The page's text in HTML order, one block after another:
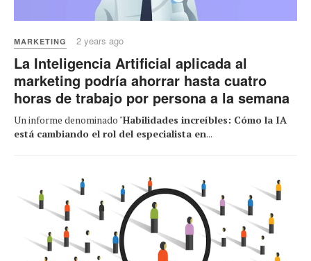
MARKETING 2 years ago
La Inteligencia Artificial aplicada al
marketing podría ahorrar hasta cuatro
horas de trabajo por persona a la semana
Un informe denominado "Habilidades increíbles: Cómo la IA
está cambiando el rol del especialista en...